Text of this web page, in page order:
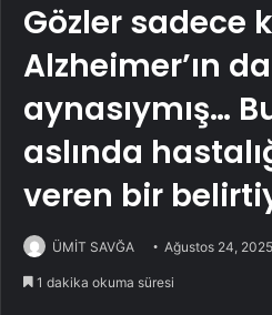
Gözler sadece
Alzheimer’ın da
aynasıymış…
aslında
veren bir
ÜMİT SAVĞA Ağustos 24, 2025
1 dakika okuma süresi